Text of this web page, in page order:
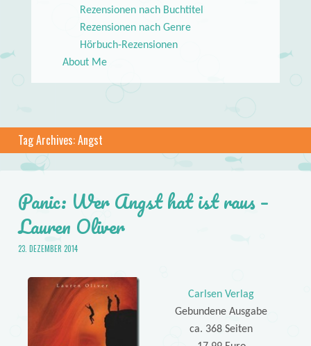
Rezensionen nach Buchtitel
Rezensionen nach Genre
Hörbuch-Rezensionen
About Me
Tag Archives:Angst
Panic: Wer Angst hat ist raus –
Lauren Oliver
23. DEZEMBER 2014
Carlsen Verlag
Gebundene Ausgabe
ca. 368 Seiten